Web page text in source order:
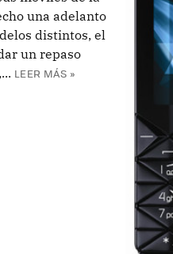
una adelanto
distintos, el
un repaso
LEER MÁS »